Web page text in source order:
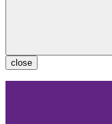
close